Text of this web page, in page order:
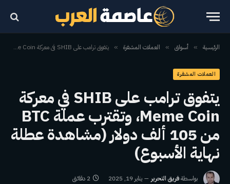
الرئيسية » أسواق » العملات المشفرة » يتفوق ترامب على SHIB في معركة Meme Coin، وتقترب عملة BTC من 105 ألف دولار (مشاهدة عطلة نهاية الأسبوع)
العملات المشفرة
يتفوق ترامب على SHIB في معركة
Meme Coin، وتقترب عملة BTC
من 105 ألف دولار (مشاهدة عطلة
نهاية الأسبوع)
بواسطةفريق التحرير يناير 19, 2025 2 دقائق